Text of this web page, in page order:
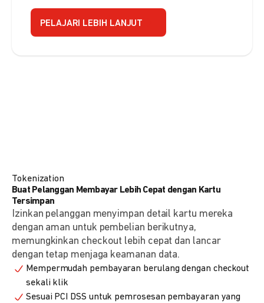
PELAJARI LEBIH LANJUT
Tokenization
Buat Pelanggan Membayar Lebih Cepat dengan Kartu
Tersimpan
Izinkan pelanggan menyimpan detail kartu mereka
dengan aman untuk pembelian berikutnya,
memungkinkan checkout lebih cepat dan lancar
dengan tetap menjaga keamanan data.
Mempermudah pembayaran berulang dengan checkout
sekali klik
Sesuai PCI DSS untuk pemrosesan pembayaran yang